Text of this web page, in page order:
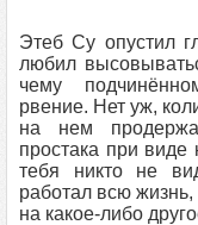
Этеб Су опустил
любил
чему
рвение. Нет уж,
на нем
простака при виде
тебя никто не
работал всю
на какое-либо